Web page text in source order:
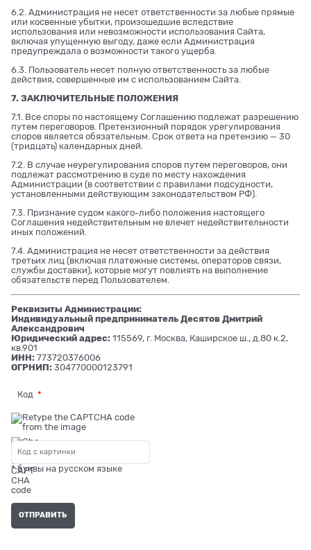
6.2. Администрация не несет ответственности за любые прямые
или косвенные убытки, произошедшие вследствие
использования или невозможности использования Сайта,
включая упущенную выгоду, даже если Администрация
предупреждала о возможности такого ущерба.
6.3. Пользователь несет полную ответственность за любые
действия, совершенные им с использованием Сайта.
7. ЗАКЛЮЧИТЕЛЬНЫЕ ПОЛОЖЕНИЯ
7.1. Все споры по настоящему Соглашению подлежат разрешению
путем переговоров. Претензионный порядок урегулирования
споров является обязательным. Срок ответа на претензию — 30
(тридцать) календарных дней.
7.2. В случае неурегулирования споров путем переговоров, они
подлежат рассмотрению в суде по месту нахождения
Администрации (в соответствии с правилами подсудности,
установленными действующим законодательством РФ).
7.3. Признание судом какого-либо положения настоящего
Соглашения недействительным не влечет недействительности
иных положений.
7.4. Администрация не несет ответственности за действия
третьих лиц (включая платежные системы, операторов связи,
службы доставки), которые могут повлиять на выполнение
обязательств перед Пользователем.
Реквизиты Администрации:
Индивидуальный предприниматель Десятов Дмитрий
Александрович
Юридический адрес: 115569, г. Москва, Каширское ш., д.80 к.2,
кв.901
ИНН: 773720376006
ОГРНИП: 304770000123791
Код
* буквы на русском языке